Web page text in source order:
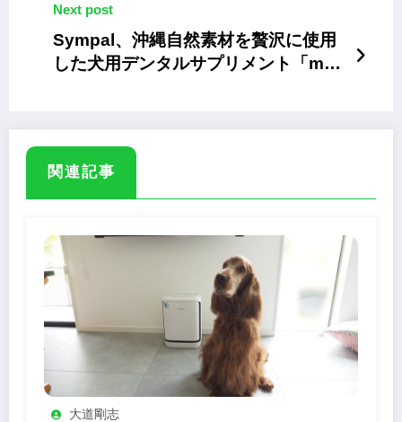
Next post
Sympal、沖縄自然素材を贅沢に使用
した犬用デンタルサプリメント「my
関連記事
大道剛志